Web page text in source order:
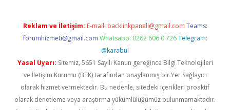
Reklam ve İletişim: E-mail: backlinkpaneli@gmail.com Teams:
forumhizmeti@gmail.com Whatsapp: 0262 606 0 726 Telegram:
@karabul
Yasal Uyarı: Sitemiz, 5651 Sayılı Kanun gereğince Bilgi Teknolojileri
ve İletişim Kurumu (BTK) tarafından onaylanmış bir Yer Sağlayıcı
olarak hizmet vermektedir. Bu nedenle, sitedeki içerikleri proaktif
olarak denetleme veya araştırma yükümlülüğümüz bulunmamaktadır.